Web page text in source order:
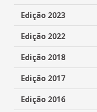
Edição 2023
Edição 2022
Edição 2018
Edição 2017
Edição 2016